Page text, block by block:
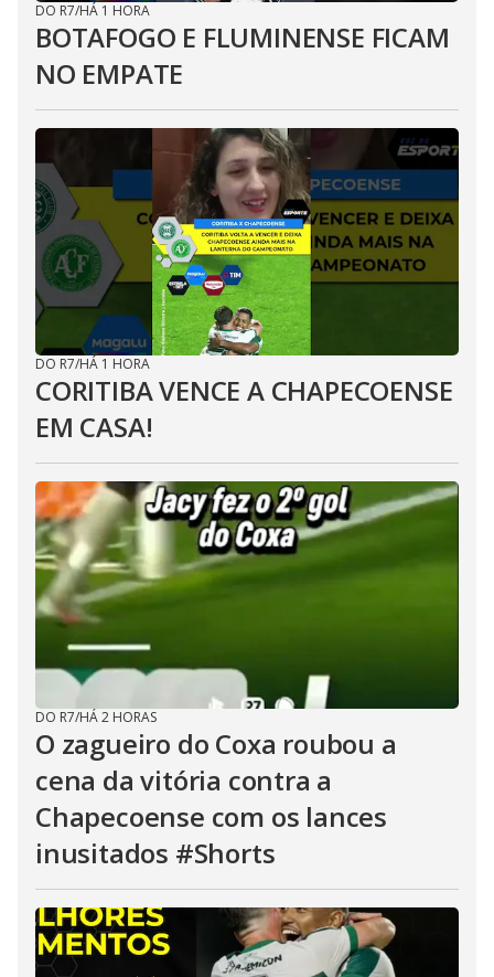
DO R7/HÁ 1 HORA
BOTAFOGO E FLUMINENSE FICAM
NO EMPATE
DO R7/HÁ 1 HORA
CORITIBA VENCE A CHAPECOENSE
EM CASA!
DO R7/HÁ 2 HORAS
O zagueiro do Coxa roubou a
cena da vitória contra a
Chapecoense com os lances
inusitados #Shorts